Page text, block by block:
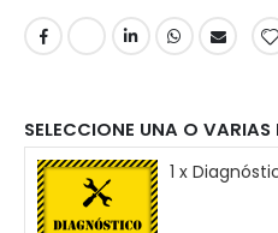
SELECCIONE UNA O VARIAS
1 x